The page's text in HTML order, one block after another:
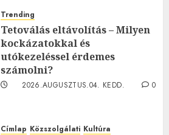
Trending
Tetoválás eltávolítás – Milyen
kockázatokkal és
utókezeléssel érdemes
számolni?
2026.AUGUSZTUS.04. KEDD.
0
Címlap Közszolgálati Kultúra